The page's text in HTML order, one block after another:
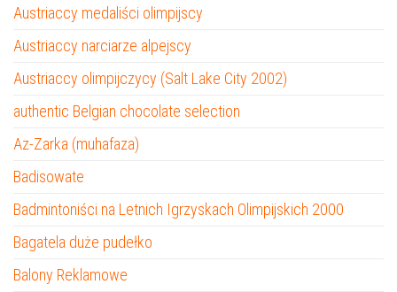
Austriaccy medaliści olimpijscy
Austriaccy narciarze alpejscy
Austriaccy olimpijczycy (Salt Lake City 2002)
authentic Belgian chocolate selection
Az-Zarka (muhafaza)
Badisowate
Badmintoniści na Letnich Igrzyskach Olimpijskich 2000
Bagatela duże pudełko
Balony Reklamowe